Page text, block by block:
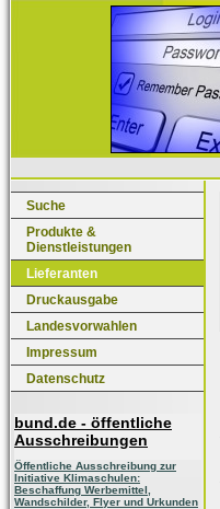
Suche
Produkte &
Dienstleistungen
Lieferanten
Druckausgabe
Landesvorwahlen
Impressum
Datenschutz
bund.de - öffentliche
Ausschreibungen
Öffentliche Ausschreibung zur
Initiative Klimaschulen:
Beschaffung Werbemittel,
Wandschilder, Flyer und Urkunden